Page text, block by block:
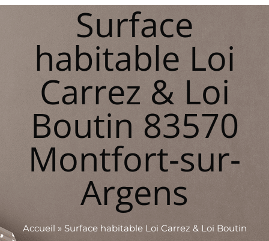
Surface
habitable Loi
Carrez & Loi
Boutin 83570
Montfort-sur-
Argens
Accueil » Surface habitable Loi Carrez & Loi Boutin